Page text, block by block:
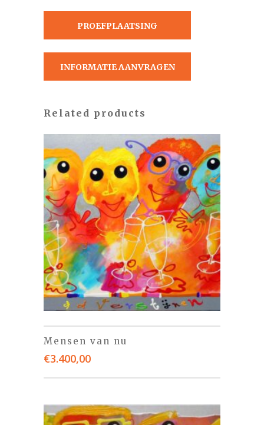
PROEFPLAATSING
INFORMATIE AANVRAGEN
Related products
Mensen van nu
€3.400,00